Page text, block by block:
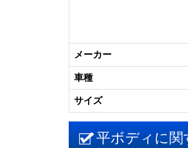
メーカー
車種
サイズ
平ボディに関